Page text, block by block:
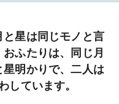
星は同じモノと言
ふたりは、同じ月
明かりで、二人は
しています。